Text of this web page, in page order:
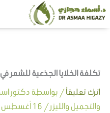
تخطي
إلى
تكلفة الخلايا الجذعية للشعر
اترك تعليقاً/ بواسطة دكتور
والتجميل والليزر/ 16 أغسطس 2025